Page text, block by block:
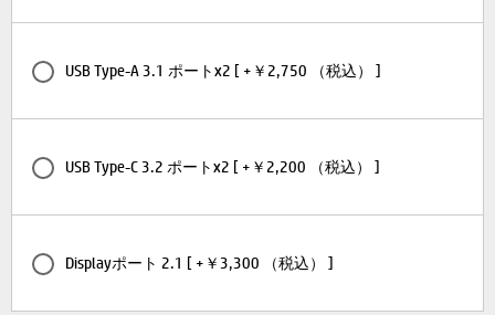
USB Type-A 3.1 ポートx2 [ +￥2,750 （税込） ]
USB Type-C 3.2 ポートx2 [ +￥2,200 （税込） ]
Displayポート 2.1 [ +￥3,300 （税込） ]